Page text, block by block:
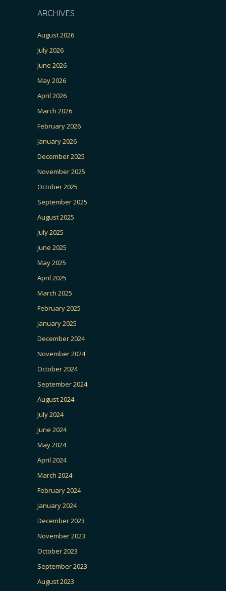
ARCHIVES
August 2026
July 2026
June 2026
May 2026
April 2026
March 2026
February 2026
January 2026
December 2025
November 2025
October 2025
September 2025
August 2025
July 2025
June 2025
May 2025
April 2025
March 2025
February 2025
January 2025
December 2024
November 2024
October 2024
September 2024
August 2024
July 2024
June 2024
May 2024
April 2024
March 2024
February 2024
January 2024
December 2023
November 2023
October 2023
September 2023
August 2023